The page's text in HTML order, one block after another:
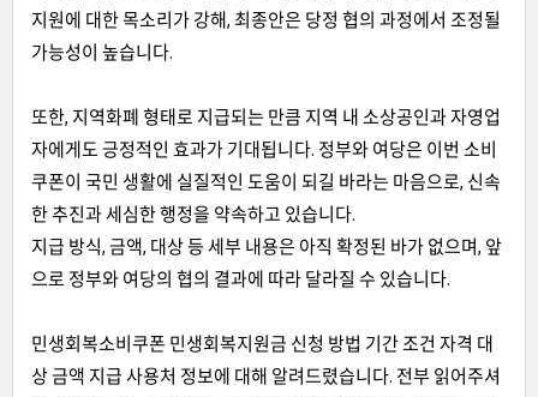
지원에 대한 목소리가 강해, 최종안은 당정 협의 과정에서 조정될
가능성이 높습니다.
또한, 지역화폐 형태로 지급되는 만큼 지역 내 소상공인과 자영업
자에게도 긍정적인 효과가 기대됩니다. 정부와 여당은 이번 소비
쿠폰이 국민 생활에 실질적인 도움이 되길 바라는 마음으로, 신속
한 추진과 세심한 행정을 약속하고 있습니다.
지급 방식, 금액, 대상 등 세부 내용은 아직 확정된 바가 없으며, 앞
으로 정부와 여당의 협의 결과에 따라 달라질 수 있습니다.
민생회복소비쿠폰 민생회복지원금 신청 방법 기간 조건 자격 대
상 금액 지급 사용처 정보에 대해 알려드렸습니다. 전부 읽어주셔